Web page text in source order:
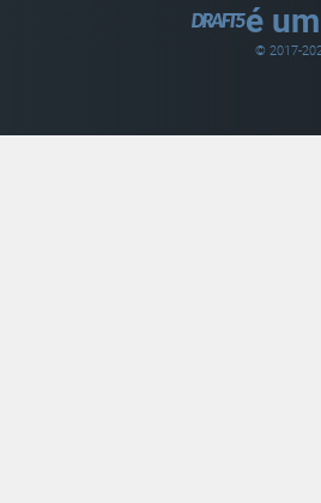
é
© 2017-